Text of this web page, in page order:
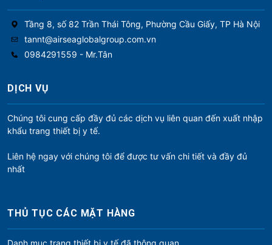
Tầng 8, số 82 Trần Thái Tông, Phường Cầu Giấy, TP Hà Nội
tannt@airseaglobalgroup.com.vn
0984291559 - Mr.Tân
DỊCH VỤ
Chúng tôi cung cấp đầy đủ các dịch vụ liên quan đến xuất nhập
khẩu trang thiết bị y tế.
Liên hệ ngay với chúng tôi để được tư vấn chi tiết và đầy đủ
nhất
THỦ TỤC CÁC MẶT HÀNG
Danh mục trang thiết bị y tế đã thông quan